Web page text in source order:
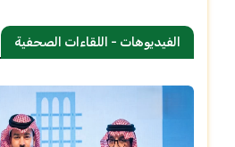
الفيديوهات - اللقاءات الصحفية